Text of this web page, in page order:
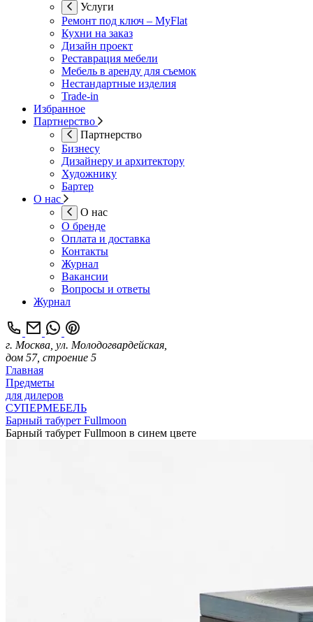
Услуги
Ремонт под ключ – MyFlat
Кухни на заказ
Дизайн проект
Реставрация мебели
Мебель в аренду для съемок
Нестандартные изделия
Trade-in
Избранное
Партнерство
Партнерство
Бизнесу
Дизайнеру и архитектору
Художнику
Бартер
О нас
О нас
О бренде
Оплата и доставка
Контакты
Журнал
Вакансии
Вопросы и ответы
Журнал
г. Москва, ул. Молодогвардейская,
дом 57, строение 5
Главная
Предметы
для дилеров
СУПЕРМЕБЕЛЬ
Барный табурет Fullmoon
Барный табурет Fullmoon в синем цвете